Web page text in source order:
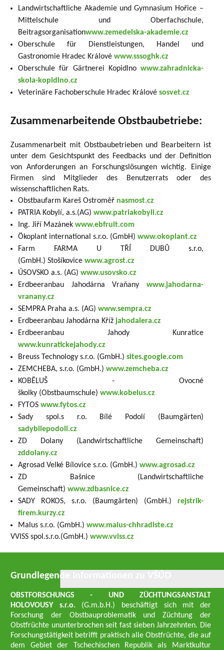
Landwirtschaftliche Akademie und Gymnasium Hořice –
Mittelschule und Oberfachschule,
Beitragsorganisationwww.zemedelska-akademie.cz
Oberschule für Dienstleistungen, Handel und
Gastronomie Hradec Královéwww.sssoghk.cz
Oberschule für Gärtnerei Kopidlno www.zahradnicka-
skola-kopidlno.cz
Veterinäre Fachoberschule Hradec Královésosvet.cz
Zusammenarbeitende Obstbaubetriebe:
Zusammenarbeit mit Obstbaubetrieben und Bearbeitern ist
unter dem Gesichtspunkt des Feedbacks und der Definition
von Anforderungen an Forschungslösungen wichtig. Einige
Firmen sind Mitglieder des Benutzerrats oder des
wissenschaftlichen Rats.
Obstbaufarm Kareš Ostroměř nasmost.cz
PATRIA Kobylí, a.s.(AG)www.patriakobyli.cz
Ing. Jiří Mazánekwww.ebfruit.com
Ökoplant international s.r.o. (GmbH)www.okoplant.cz
Farm FARMA U TŘÍ DUBŮ s.r.o,
(GmbH.) Stošíkovicewww.agrost.cz
ÚSOVSKO a.s. (AG)www.usovsko.cz
Erdbeeranbau Jahodárna Vraňany www.jahodarna-
vranany.cz
SEMPRA Praha a.s. (AG)www.sempra.cz
Erdbeeranbau Jahodárna Křížjahodalera.cz
Erdbeeranbau Jahody Kunratice
www.kunratickejahody.cz
Breuss Technology s.r.o. (GmbH.)sites.google.com
ZEMCHEBA, s.r.o. (GmbH.)www.zemcheba.cz
KOBĚLUŠ - Ovocné
školky (Obstbaumschule)www.kobelus.cz
FYTOSwww.fytos.cz
Sady spol.s r.o. Bílé Podolí (Baumgärten)
sadybilepodoli.cz
ZD Dolany (Landwirtschaftliche Gemeinschaft)
zddolany.cz
Agrosad Velké Bílovice s.r.o. (GmbH.)www.agrosad.cz
ZD Bašnice (Landwirtschaftliche
Gemeinschaft)www.zdbasnice.cz
SADY ROKOS, s.r.o. (Baumgärten) (GmbH.) rejstrik-
firem.kurzy.cz
Malus s.r.o. (GmbH.)www.malus-chhradiste.cz
VVISS spol.s.r.o.(GmbH.)www.vviss.cz
Grundlegende Informationen zu VŠÚO
OBSTFORSCHUNGS - UND ZÜCHTUNGSANSTALT
HOLOVOUSY s.r.o. (G.m.b.H.) beschäftigt sich mit der
Forschung der Obstbauproblematik und Züchtung der
Obstfrüchte ununterbrochen seit fast sieben Jahrzehnten. Die
Forschungstätigkeit betrifft praktisch alle Obstfrüchte, die auf
dem Gebiet der Tschechischen Republik als Marktkultur